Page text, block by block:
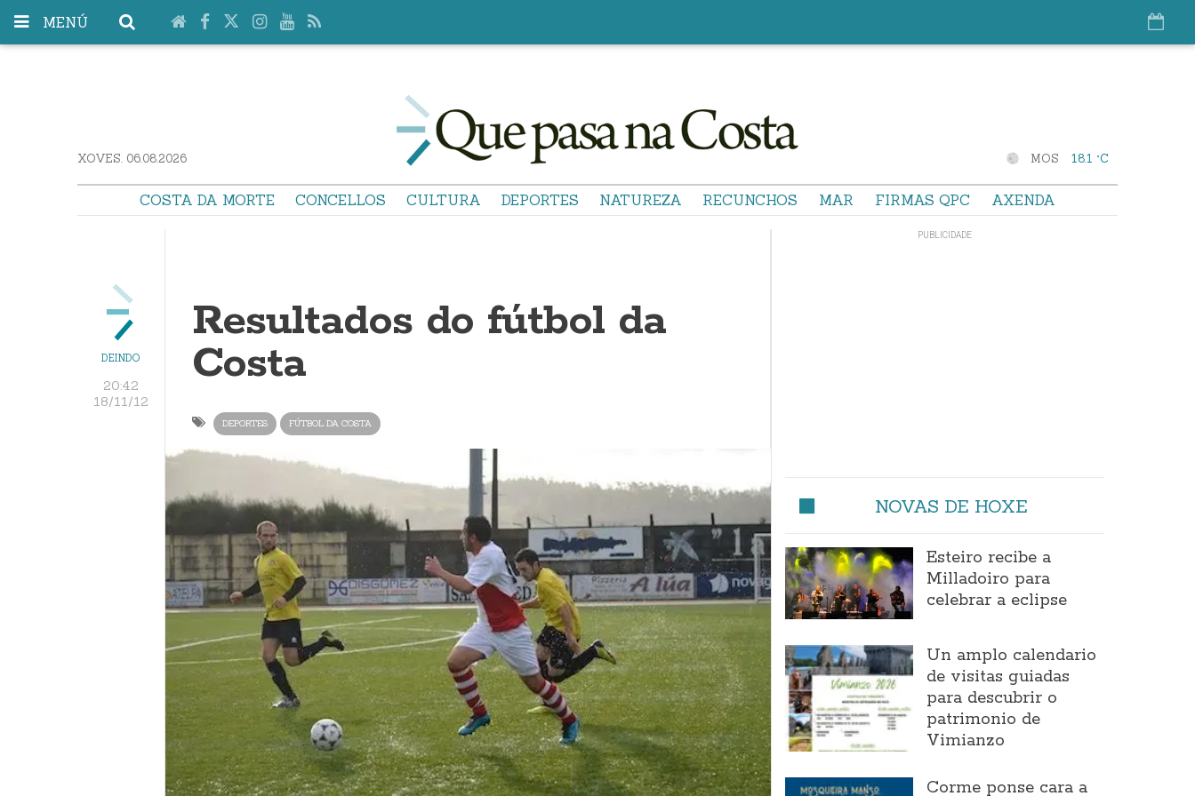
MENÚ
XOVES. 06.08.2026 MOS 18.1 °C
COSTA DA MORTE CONCELLOS CULTURA DEPORTES NATUREZA RECUNCHOS MAR FIRMAS QPC AXENDA
DEINDO
20:42
18/11/12
Resultados do fútbol da
Costa
DEPORTES FÚTBOL DA COSTA
NOVAS DE HOXE
Esteiro recibe a
Milladoiro para
celebrar a eclipse
Un amplo calendario
de visitas guiadas
para descubrir o
patrimonio de
Vimianzo
Corme ponse cara a